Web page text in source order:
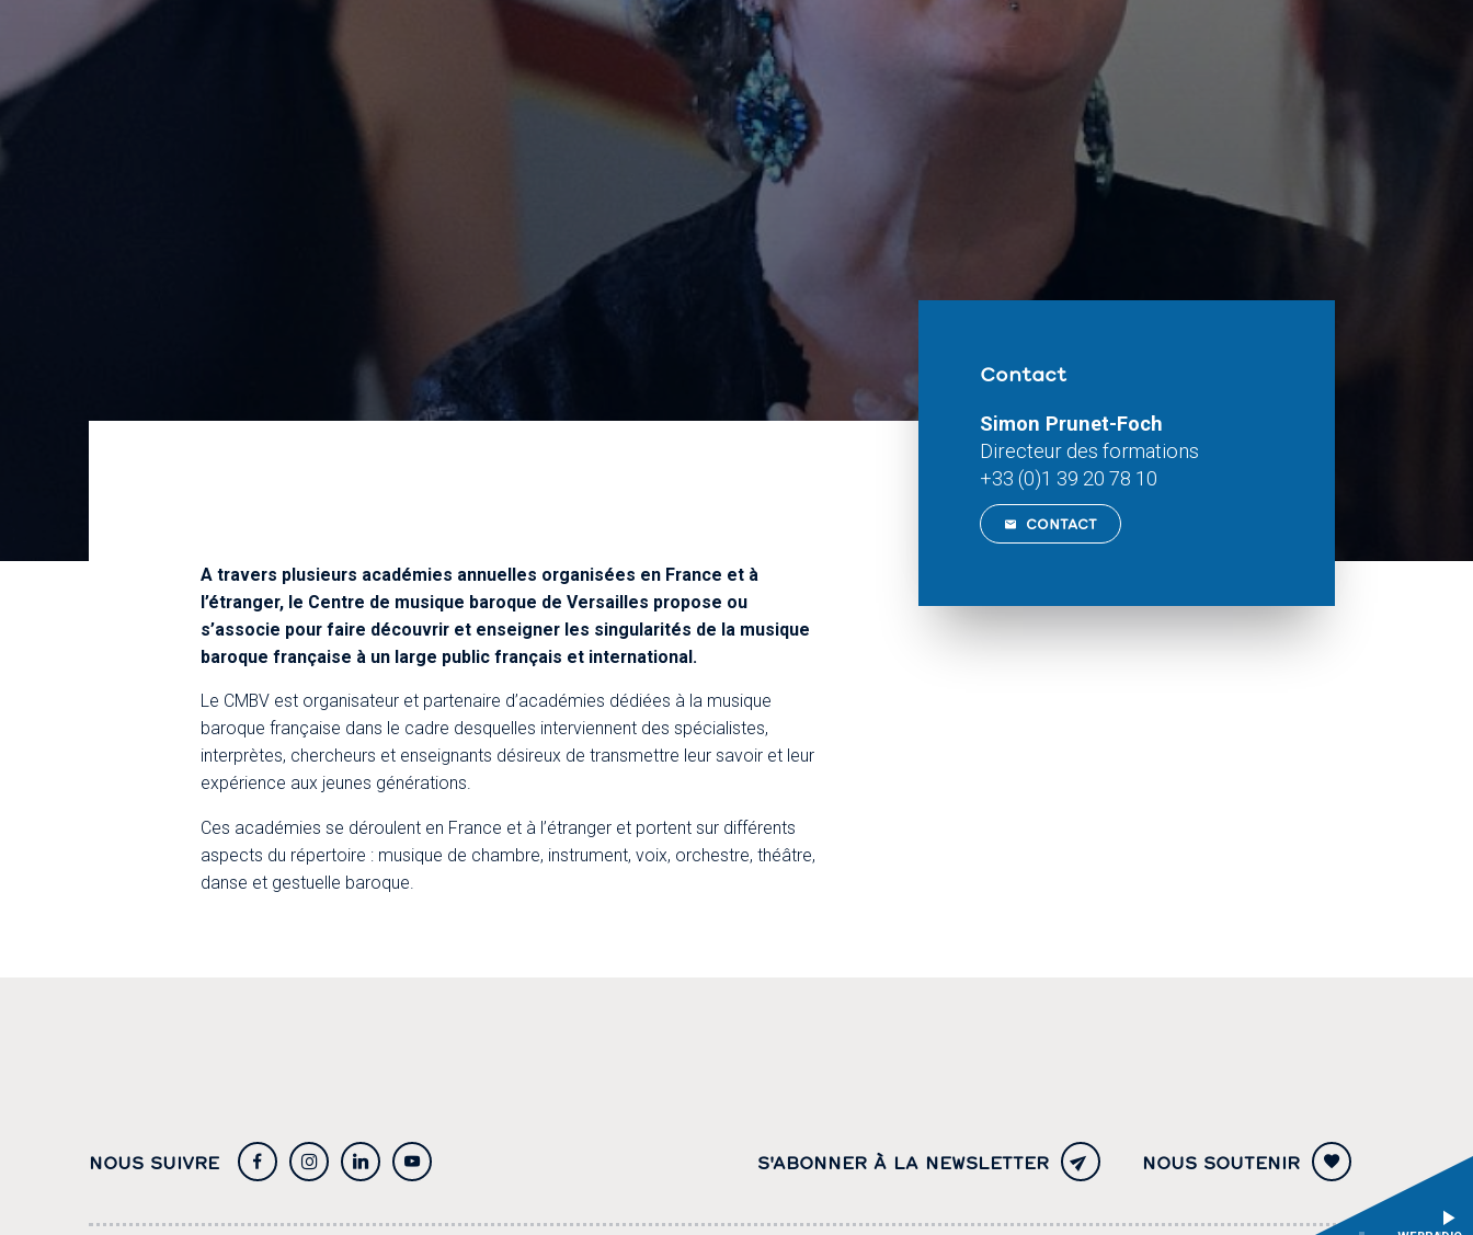
A travers plusieurs académies annuelles organisées en France et à
l’étranger, le Centre de musique baroque de Versailles propose ou
s’associe pour faire découvrir et enseigner les singularités de la musique
baroque française à un large public français et international.
Le CMBV est organisateur et partenaire d’académies dédiées à la musique
baroque française dans le cadre desquelles interviennent des spécialistes,
interprètes, chercheurs et enseignants désireux de transmettre leur savoir et leur
expérience aux jeunes générations.
Ces académies se déroulent en France et à l’étranger et portent sur différents
aspects du répertoire : musique de chambre, instrument, voix, orchestre, théâtre,
danse et gestuelle baroque.
Contact
Simon Prunet-Foch
Directeur des formations
+33 (0)1 39 20 78 10
CONTACT
NOUS SUIVRE S'ABONNER À LA NEWSLETTER NOUS SOUTENIR